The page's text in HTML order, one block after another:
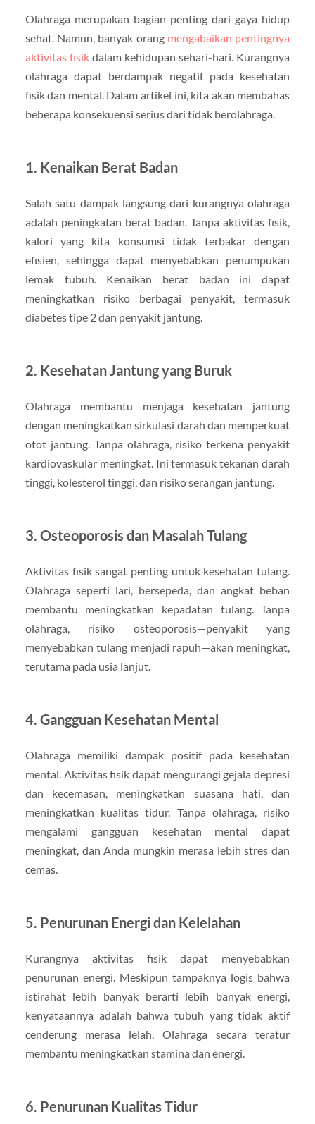
Olahraga merupakan bagian penting dari gaya hidup
sehat. Namun, banyak orang mengabaikan pentingnya
aktivitas fisikdalam kehidupan sehari-hari. Kurangnya
olahraga dapat berdampak negatif pada kesehatan
fisik dan mental. Dalam artikel ini, kita akan membahas
beberapa konsekuensi serius dari tidak berolahraga.
1. Kenaikan Berat Badan
Salah satu dampak langsung dari kurangnya olahraga
adalah peningkatan berat badan. Tanpa aktivitas fisik,
kalori yang kita konsumsi tidak terbakar dengan
efisien, sehingga dapat menyebabkan penumpukan
lemak tubuh. Kenaikan berat badan ini dapat
meningkatkan risiko berbagai penyakit, termasuk
diabetes tipe 2 dan penyakit jantung.
2. Kesehatan Jantung yang Buruk
Olahraga membantu menjaga kesehatan jantung
dengan meningkatkan sirkulasi darah dan memperkuat
otot jantung. Tanpa olahraga, risiko terkena penyakit
kardiovaskular meningkat. Ini termasuk tekanan darah
tinggi, kolesterol tinggi, dan risiko serangan jantung.
3. Osteoporosis dan Masalah Tulang
Aktivitas fisik sangat penting untuk kesehatan tulang.
Olahraga seperti lari, bersepeda, dan angkat beban
membantu meningkatkan kepadatan tulang. Tanpa
olahraga, risiko osteoporosis—penyakit yang
menyebabkan tulang menjadi rapuh—akan meningkat,
terutama pada usia lanjut.
4. Gangguan Kesehatan Mental
Olahraga memiliki dampak positif pada kesehatan
mental. Aktivitas fisik dapat mengurangi gejala depresi
dan kecemasan, meningkatkan suasana hati, dan
meningkatkan kualitas tidur. Tanpa olahraga, risiko
mengalami gangguan kesehatan mental dapat
meningkat, dan Anda mungkin merasa lebih stres dan
cemas.
5. Penurunan Energi dan Kelelahan
Kurangnya aktivitas fisik dapat menyebabkan
penurunan energi. Meskipun tampaknya logis bahwa
istirahat lebih banyak berarti lebih banyak energi,
kenyataannya adalah bahwa tubuh yang tidak aktif
cenderung merasa lelah. Olahraga secara teratur
membantu meningkatkan stamina dan energi.
6. Penurunan Kualitas Tidur